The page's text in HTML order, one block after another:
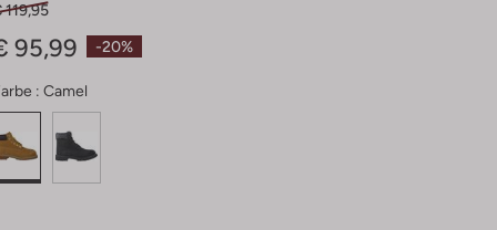
-20%
119,95
95,99
: Camel